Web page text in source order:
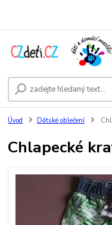
Úvod Dětské oblečení
Chlapecké